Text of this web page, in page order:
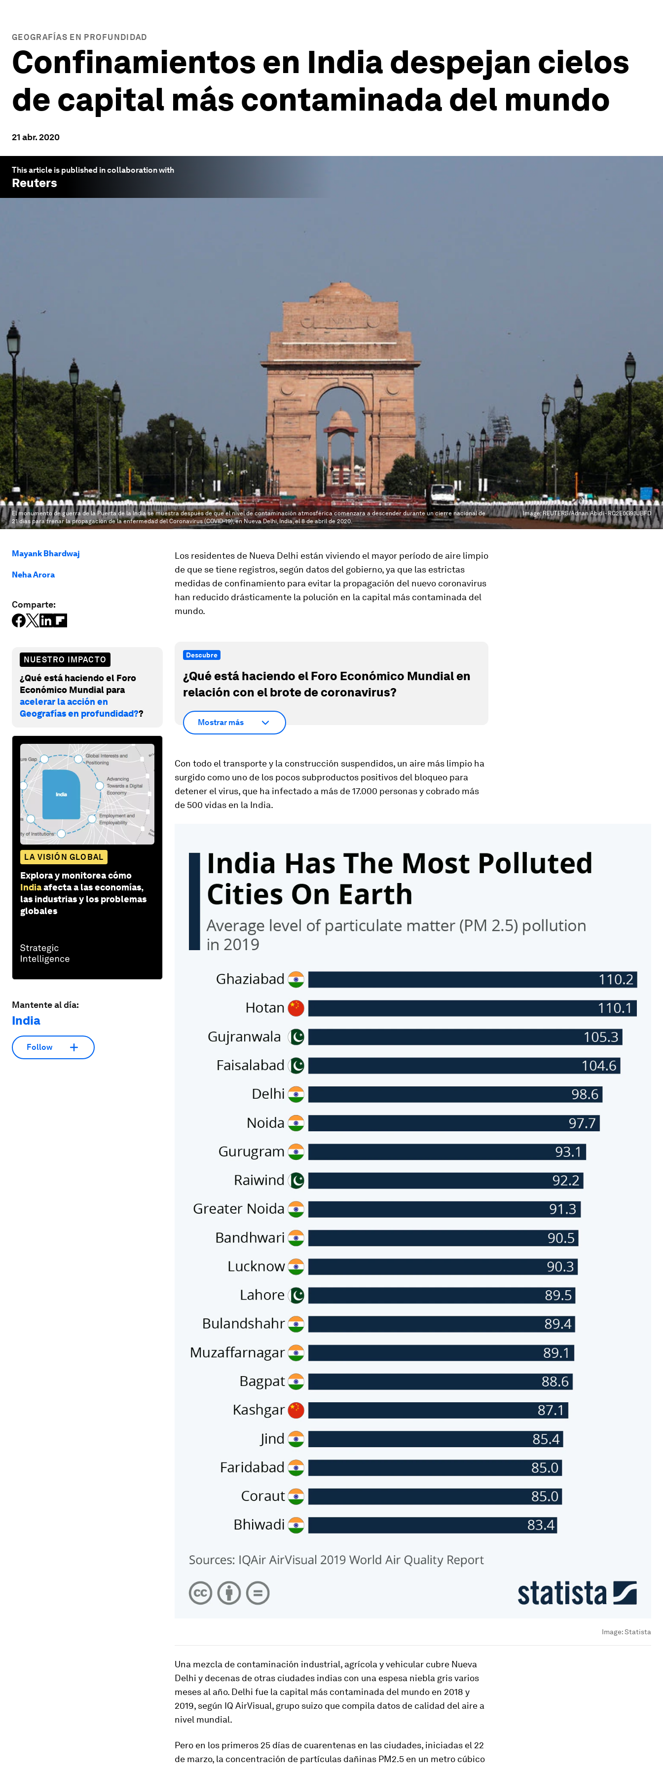
GEOGRAFÍAS EN PROFUNDIDAD
Confinamientos en India despejan cielos
de capital más contaminada del mundo
21 abr. 2020
This article is published in collaboration with
Reuters
El monumento de guerra de la Puerta de la India se muestra después de que el nivel de contaminación atmosférica comenzara a descender durante un cierre nacional de
21 días para frenar la propagación de la enfermedad del Coronavirus (COVID-19), en Nueva Delhi, India, el 8 de abril de 2020.
Image:REUTERS/Adnan Abidi - RC2E0G93JBFD
Mayank Bhardwaj
Neha Arora
Comparte:
NUESTRO IMPACTO
¿Qué está haciendo el Foro
Económico Mundial para
acelerar la acción en
Geografías en profundidad??
LA VISIÓN GLOBAL
Explora y monitorea cómo
Indiaafecta a las economías,
las industrias y los problemas
globales
Mantente al día:
India
Follow
Los residentes de Nueva Delhi están viviendo el mayor período de aire limpio
de que se tiene registros, según datos del gobierno, ya que las estrictas
medidas de confinamiento para evitar la propagación del nuevo coronavirus
han reducido drásticamente la polución en la capital más contaminada del
mundo.
Descubre
¿Qué está haciendo el Foro Económico Mundial en
relación con el brote de coronavirus?
Mostrar más
Con todo el transporte y la construcción suspendidos, un aire más limpio ha
surgido como uno de los pocos subproductos positivos del bloqueo para
detener el virus, que ha infectado a más de 17.000 personas y cobrado más
de 500 vidas en la India.
Image:Statista
Una mezcla de contaminación industrial, agrícola y vehicular cubre Nueva
Delhi y decenas de otras ciudades indias con una espesa niebla gris varios
meses al año. Delhi fue la capital más contaminada del mundo en 2018 y
2019, según IQ AirVisual, grupo suizo que compila datos de calidad del aire a
nivel mundial.
Pero en los primeros 25 días de cuarentenas en las ciudades, iniciadas el 22
de marzo, la concentración de partículas dañinas PM2.5 en un metro cúbico